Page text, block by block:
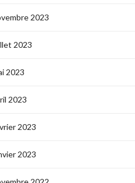
2023
2023
2023
2023
2023
2023